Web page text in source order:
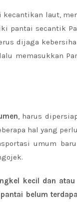
laut,
pantai secantik
dijaga
memasukkan
, harus
hal yang
umum
kecil dan atau
belum